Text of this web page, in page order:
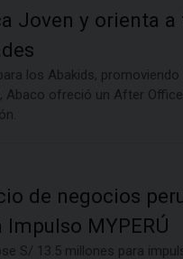
Joven y orienta
los Abakids,
Abaco ofreció un After
de negocios
MYPERÚ
S/ 13.5 millones para